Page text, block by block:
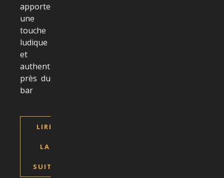
apporter
une
touche
ludique
et
authentique
près du
bar
LIRE
LA
SUITE